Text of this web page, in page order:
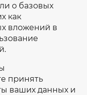
о базовых
как
вложений в
принять
ваших данных и